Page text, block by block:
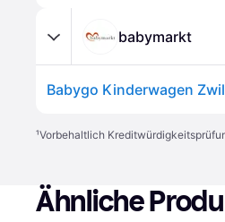
babymarkt
Babygo Kinderwagen
¹Vorbehaltlich
Ähnliche